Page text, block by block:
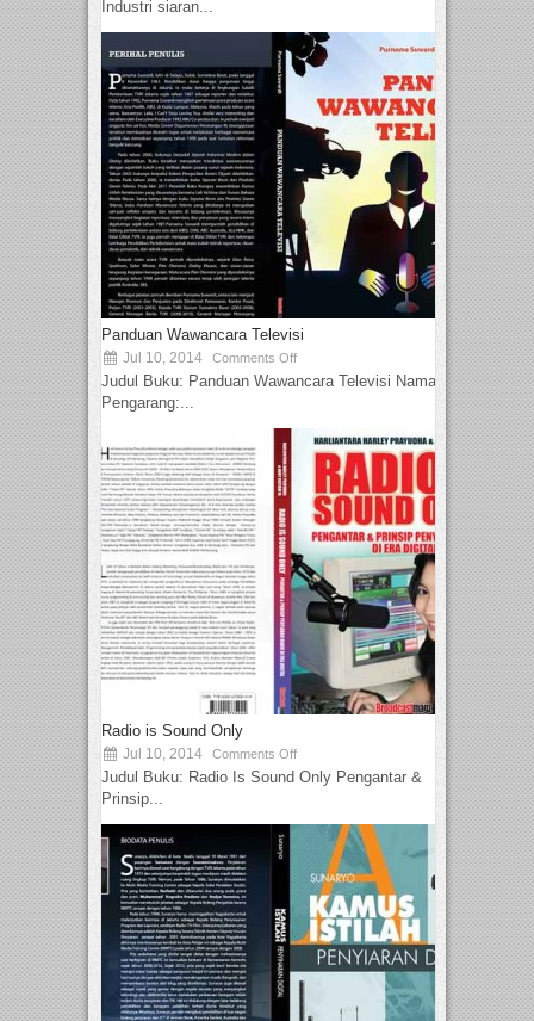
Industri siaran...
Panduan Wawancara Televisi
Jul 10, 2014 Comments Off
Judul Buku: Panduan Wawancara Televisi Nama
Pengarang:...
Radio is Sound Only
Jul 10, 2014 Comments Off
Judul Buku: Radio Is Sound Only Pengantar &
Prinsip...